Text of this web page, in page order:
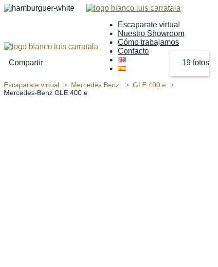
Escaparate virtual
Nuestro Showroom
Cómo trabajamos
Contacto
‹ ›
19 fotos
Compartir
Escaparate virtual Mercedes Benz
GLE 400 e
Mercedes-Benz GLE 400 e